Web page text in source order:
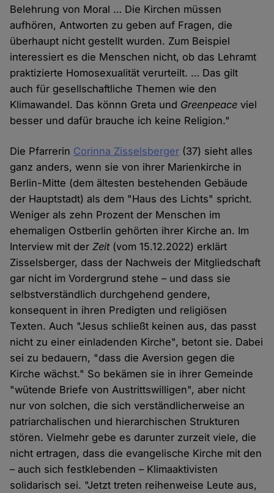
Belehrung von Moral … Die Kirchen müssen
aufhören, Antworten zu geben auf Fragen, die
überhaupt nicht gestellt wurden. Zum Beispiel
interessiert es die Menschen nicht, ob das Lehramt
praktizierte Homosexualität verurteilt. … Das gilt
auch für gesellschaftliche Themen wie den
Klimawandel. Das könnn Greta und Greenpeace viel
besser und dafür brauche ich keine Religion."
Die Pfarrerin Corinna Zisselsberger (37) sieht alles
ganz anders, wenn sie von ihrer Marienkirche in
Berlin-Mitte (dem ältesten bestehenden Gebäude
der Hauptstadt) als dem "Haus des Lichts" spricht.
Weniger als zehn Prozent der Menschen im
ehemaligen Ostberlin gehörten ihrer Kirche an. Im
Interview mit derZeit(vom 15.12.2022) erklärt
Zisselsberger, dass der Nachweis der Mitgliedschaft
gar nicht im Vordergrund stehe – und dass sie
selbstverständlich durchgehend gendere,
konsequent in ihren Predigten und religiösen
Texten. Auch "Jesus schließt keinen aus, das passt
nicht zu einer einladenden Kirche", betont sie. Dabei
sei zu bedauern, "dass die Aversion gegen die
Kirche wächst." So bekämen sie in ihrer Gemeinde
"wütende Briefe von Austrittswilligen", aber nicht
nur von solchen, die sich verständlicherweise an
patriarchalischen und hierarchischen Strukturen
stören. Vielmehr gebe es darunter zurzeit viele, die
nicht ertragen, dass die evangelische Kirche mit den
– auch sich festklebenden – Klimaaktivisten
solidarisch sei. "Jetzt treten reihenweise Leute aus,